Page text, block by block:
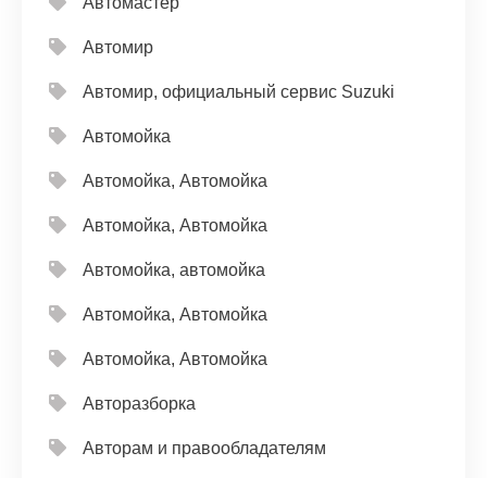
Автомир
Автомир, официальный сервис Suzuki
Автомойка
Автомойка, Автомойка
Автомойка, Автомойка
Автомойка, автомойка
Автомойка, Автомойка
Автомойка, Автомойка
Авторазборка
Авторам и правообладателям